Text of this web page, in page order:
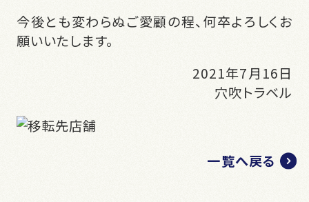
今後とも変わらぬご愛顧の程、何卒よろしくお
願いいたします。
2021年7月16日
穴吹トラベル
一覧へ戻る